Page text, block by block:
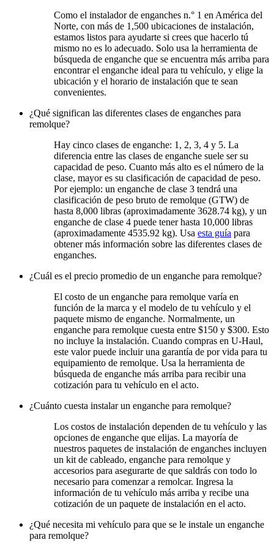
Como el instalador de enganches n.° 1 en América del
Norte, con más de 1,500 ubicaciones de instalación,
estamos listos para ayudarte si crees que hacerlo tú
mismo no es lo adecuado. Solo usa la herramienta de
búsqueda de enganche que se encuentra más arriba para
encontrar el enganche ideal para tu vehículo, y elige la
ubicación y el horario de instalación que te sean
convenientes.
¿Qué significan las diferentes clases de enganches para
remolque?
Hay cinco clases de enganche: 1, 2, 3, 4 y 5. La
diferencia entre las clases de enganche suele ser su
capacidad de peso. Cuanto más alto es el número de la
clase, mayor es su clasificación de capacidad de peso.
Por ejemplo: un enganche de clase 3 tendrá una
clasificación de peso bruto de remolque (GTW) de
hasta 8,000 libras (aproximadamente 3628.74 kg), y un
enganche de clase 4 puede tener hasta 10,000 libras
(aproximadamente 4535.92 kg). Usa esta guía para
obtener más información sobre las diferentes clases de
enganches.
¿Cuál es el precio promedio de un enganche para remolque?
El costo de un enganche para remolque varía en
función de la marca y el modelo de tu vehículo y el
paquete mismo de enganche. Normalmente, un
enganche para remolque cuesta entre $150 y $300. Esto
no incluye la instalación. Cuando compras en U-Haul,
este valor puede incluir una garantía de por vida para tu
equipamiento de remolque. Usa la herramienta de
búsqueda de enganche más arriba para recibir una
cotización para tu vehículo en el acto.
¿Cuánto cuesta instalar un enganche para remolque?
Los costos de instalación dependen de tu vehículo y las
opciones de enganche que elijas. La mayoría de
nuestros paquetes de instalación de enganches incluyen
un kit de cableado, enganche para remolque y
accesorios para asegurarte de que saldrás con todo lo
necesario para comenzar a remolcar. Ingresa la
información de tu vehículo más arriba y recibe una
cotización de un paquete de instalación en el acto.
¿Qué necesita mi vehículo para que se le instale un enganche
para remolque?